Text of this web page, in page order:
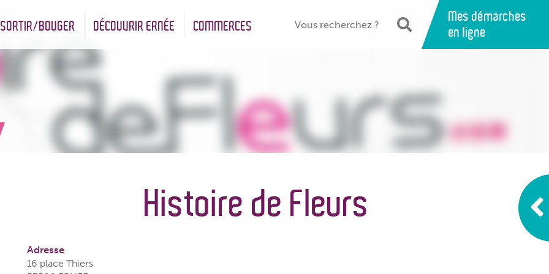
SORTIR/BOUGER DÉCOUVRIR ERNÉE COMMERCES
Mes démarches
en ligne
Histoire de Fleurs
Adresse
16 place Thiers